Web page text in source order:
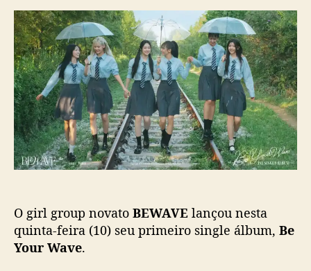
r
d
o
p
o
s
t
d
e
p
u
b
l
i
c
a
ç
ã
E
W
A
V
E
a
n
ç
a
n
o
s
i
O girl group novato BEWAVE lançou nesta
quinta-feira (10) seu primeiro single álbum, Be
Your Wave.